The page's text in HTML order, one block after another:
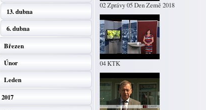
13. dubna
6. dubna
Březen
Únor
Leden
2017
02 Zprávy 05 Den Země 2018
04 KTK